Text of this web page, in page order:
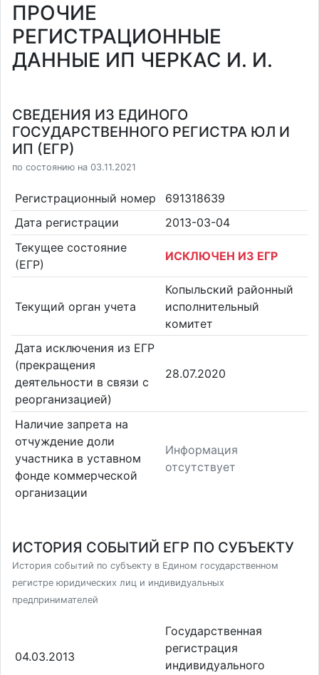
ПРОЧИЕ
РЕГИСТРАЦИОННЫЕ
ДАННЫЕ ИП ЧЕРКАС И. И.
СВЕДЕНИЯ ИЗ ЕДИНОГО
ГОСУДАРСТВЕННОГО РЕГИСТРА ЮЛ И
ИП (ЕГР)
по состоянию на 03.11.2021
Регистрационный номер
691318639
Дата регистрации
2013-03-04
Текущее состояние
(ЕГР)
ИСКЛЮЧЕН ИЗ ЕГР
Текущий орган учета
Копыльский районный
исполнительный
комитет
Дата исключения из ЕГР
(прекращения
деятельности в связи с
реорганизацией)
28.07.2020
Наличие запрета на
отчуждение доли
участника в уставном
фонде коммерческой
организации
Информация
отсутствует
ИСТОРИЯ СОБЫТИЙ ЕГР ПО СУБЪЕКТУ
История событий по субъекту в Едином государственном
регистре юридических лиц и индивидуальных
предпринимателей
04.03.2013
Государственная
регистрация
индивидуального